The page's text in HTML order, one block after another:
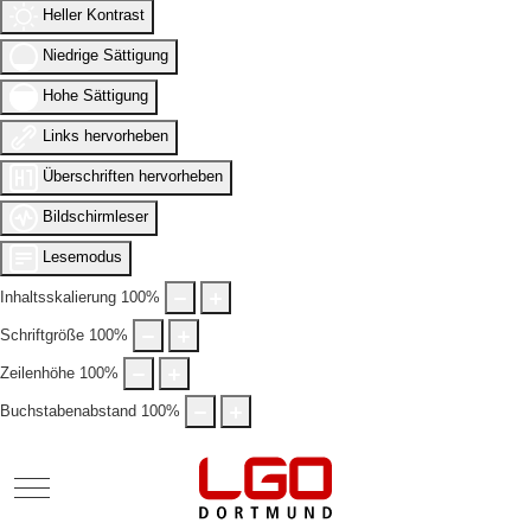
Heller Kontrast
Niedrige Sättigung
Hohe Sättigung
Links hervorheben
Überschriften hervorheben
Bildschirmleser
Lesemodus
Inhaltsskalierung 100%
Schriftgröße 100%
Zeilenhöhe 100%
Buchstabenabstand 100%
Mobile Menu Toggle